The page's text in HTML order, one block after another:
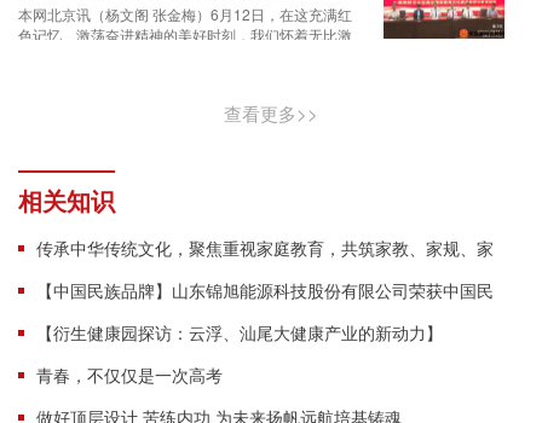
本网北京讯（杨文阁 张金梅）6月12日，在这充满红
色记忆、激荡奋进精神的美好时刻，我们怀着无比激
查看更多>>
相关知识
传承中华传统文化，聚焦重视家庭教育，共筑家教、家规、家
风公益活动课程在合肥举行！
【中国民族品牌】山东锦旭能源科技股份有限公司荣获中国民
族品牌发展工程入围企业
【衍生健康园探访：云浮、汕尾大健康产业的新动力】
青春，不仅仅是一次高考
做好顶层设计 苦练内功 为未来扬帆远航培基铸魂